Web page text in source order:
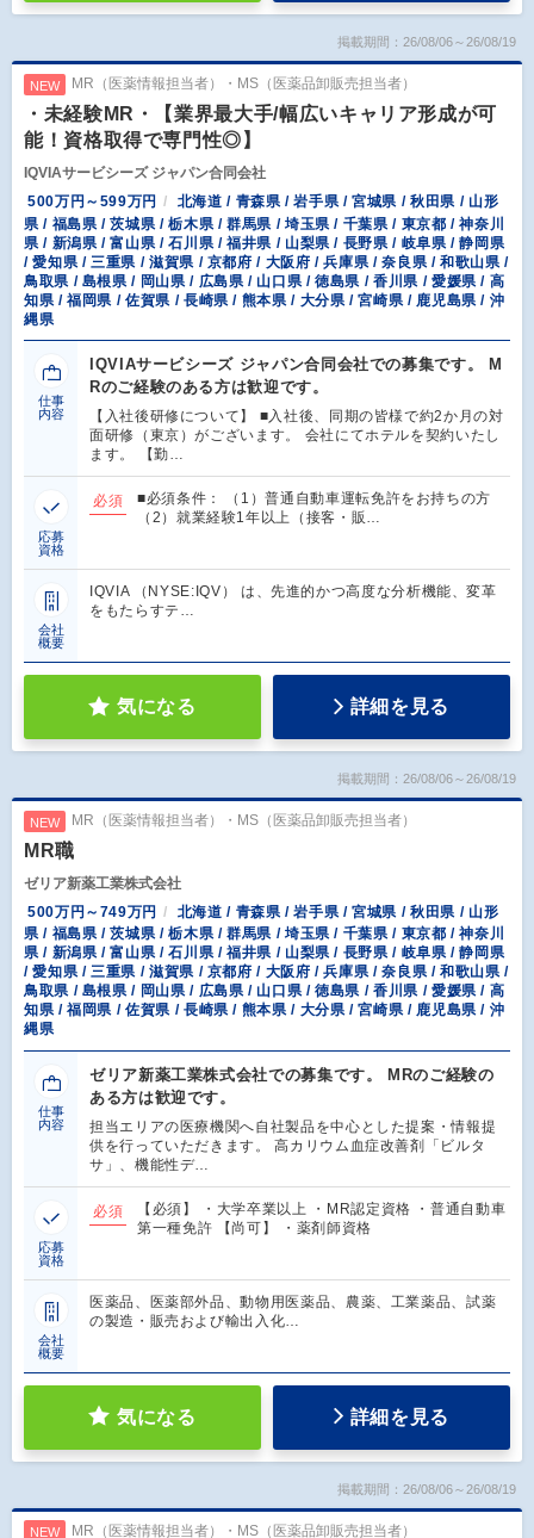
掲載期間：26/08/06～26/08/19
NEW MR（医薬情報担当者）・MS（医薬品卸販売担当者）
・未経験MR・【業界最大手/幅広いキャリア形成が可
能！資格取得で専門性◎】
IQVIAサービシーズ ジャパン合同会社
500万円～599万円
北海道 / 青森県 / 岩手県 / 宮城県 / 秋田県 / 山形
県 / 福島県 / 茨城県 / 栃木県 / 群馬県 / 埼玉県 / 千葉県 / 東京都 / 神奈川
県 / 新潟県 / 富山県 / 石川県 / 福井県 / 山梨県 / 長野県 / 岐阜県 / 静岡県
/ 愛知県 / 三重県 / 滋賀県 / 京都府 / 大阪府 / 兵庫県 / 奈良県 / 和歌山県 /
鳥取県 / 島根県 / 岡山県 / 広島県 / 山口県 / 徳島県 / 香川県 / 愛媛県 / 高
知県 / 福岡県 / 佐賀県 / 長崎県 / 熊本県 / 大分県 / 宮崎県 / 鹿児島県 / 沖
縄県
仕事
内容
IQVIAサービシーズ ジャパン合同会社での募集です。 M
Rのご経験のある方は歓迎です。
【入社後研修について】 ■入社後、同期の皆様で約2か月の対
面研修（東京）がございます。 会社にてホテルを契約いたし
ます。 【勤…
応募
資格
必須
■必須条件： （1）普通自動車運転免許をお持ちの方
（2）就業経験1年以上（接客・販…
会社
概要
IQVIA （NYSE:IQV） は、先進的かつ高度な分析機能、変革
をもたらすテ…
気になる 詳細を見る
掲載期間：26/08/06～26/08/19
NEW MR（医薬情報担当者）・MS（医薬品卸販売担当者）
MR職
ゼリア新薬工業株式会社
500万円～749万円
北海道 / 青森県 / 岩手県 / 宮城県 / 秋田県 / 山形
県 / 福島県 / 茨城県 / 栃木県 / 群馬県 / 埼玉県 / 千葉県 / 東京都 / 神奈川
県 / 新潟県 / 富山県 / 石川県 / 福井県 / 山梨県 / 長野県 / 岐阜県 / 静岡県
/ 愛知県 / 三重県 / 滋賀県 / 京都府 / 大阪府 / 兵庫県 / 奈良県 / 和歌山県 /
鳥取県 / 島根県 / 岡山県 / 広島県 / 山口県 / 徳島県 / 香川県 / 愛媛県 / 高
知県 / 福岡県 / 佐賀県 / 長崎県 / 熊本県 / 大分県 / 宮崎県 / 鹿児島県 / 沖
縄県
仕事
内容
ゼリア新薬工業株式会社での募集です。 MRのご経験の
ある方は歓迎です。
担当エリアの医療機関へ自社製品を中心とした提案・情報提
供を行っていただきます。 高カリウム血症改善剤「ビルタ
サ」、機能性デ…
応募
資格
必須
【必須】 ・大学卒業以上 ・MR認定資格 ・普通自動車
第一種免許 【尚可】 ・薬剤師資格
会社
概要
医薬品、医薬部外品、動物用医薬品、農薬、工業薬品、試薬
の製造・販売および輸出入化…
気になる 詳細を見る
掲載期間：26/08/06～26/08/19
NEW MR（医薬情報担当者）・MS（医薬品卸販売担当者）